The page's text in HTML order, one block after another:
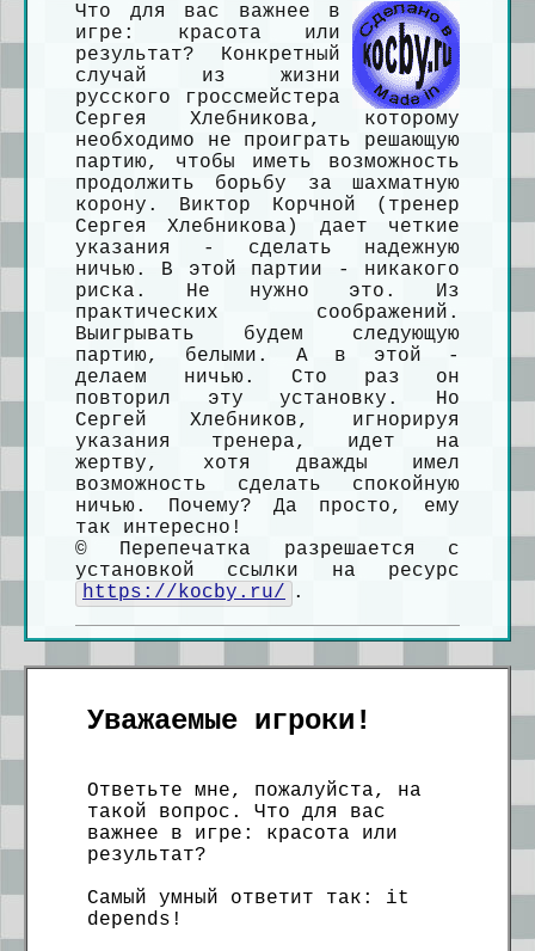
Что для вас важнее в
игре: красота или
результат? Конкретный
случай из жизни
русского гроссмейстера
Сергея Хлебникова, которому
необходимо не проиграть решающую
партию, чтобы иметь возможность
продолжить борьбу за шахматную
корону. Виктор Корчной (тренер
Сергея Хлебникова) дает четкие
указания - сделать надежную
ничью. В этой партии - никакого
риска. Не нужно это. Из
практических соображений.
Выигрывать будем следующую
партию, белыми. А в этой -
делаем ничью. Сто раз он
повторил эту установку. Но
Сергей Хлебников, игнорируя
указания тренера, идет на
жертву, хотя дважды имел
возможность сделать спокойную
ничью. Почему? Да просто, ему
так интересно!
© Перепечатка разрешается с
установкой ссылки на ресурс
https://kocby.ru/
.
Уважаемые игроки!
Ответьте мне, пожалуйста, на
такой вопрос. Что для вас
важнее в игре: красота или
результат?
Самый умный ответит так: it
depends!